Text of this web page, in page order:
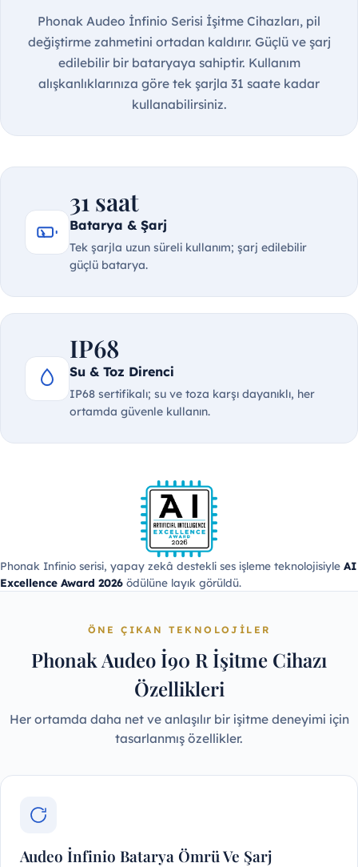
Phonak Audeo İnfinio Serisi İşitme Cihazları, pil
değiştirme zahmetini ortadan kaldırır. Güçlü ve şarj
edilebilir bir bataryaya sahiptir. Kullanım
alışkanlıklarınıza göre tek şarjla 31 saate kadar
kullanabilirsiniz.
31 saat
Batarya & Şarj
Tek şarjla uzun süreli kullanım; şarj edilebilir
güçlü batarya.
IP68
Su & Toz Direnci
IP68 sertifikalı; su ve toza karşı dayanıklı, her
ortamda güvenle kullanın.
Phonak Infinio serisi, yapay zekâ destekli ses işleme teknolojisiyle AI
Excellence Award 2026 ödülüne layık görüldü.
ÖNE ÇIKAN TEKNOLOJILER
Phonak Audeo İ90 R İşitme Cihazı
Özellikleri
Her ortamda daha net ve anlaşılır bir işitme deneyimi için
tasarlanmış özellikler.
Audeo İnfinio Batarya Ömrü Ve Şarj